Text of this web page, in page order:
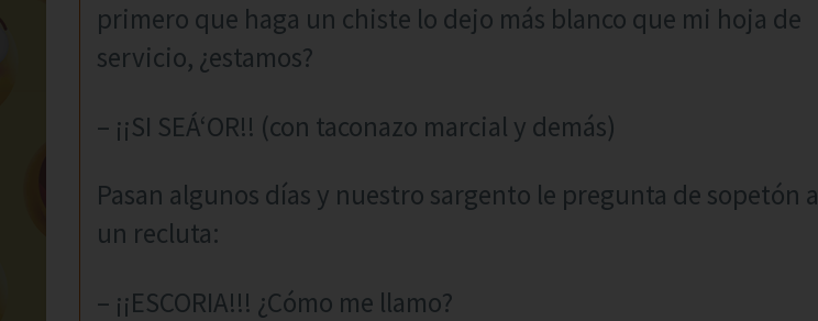
primero que haga un chiste lo dejo más blanco que mi hoja de
servicio, ¿estamos?
– ¡¡SI SEÁ‘OR!! (con taconazo marcial y demás)
Pasan algunos días y nuestro sargento le pregunta de sopetón a
un recluta:
– ¡¡ESCORIA!!! ¿Cómo me llamo?